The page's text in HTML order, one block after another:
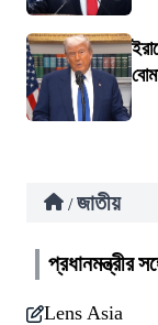
/ জাতীয়
প্রধানমন্ত্রীর
Lens Asia